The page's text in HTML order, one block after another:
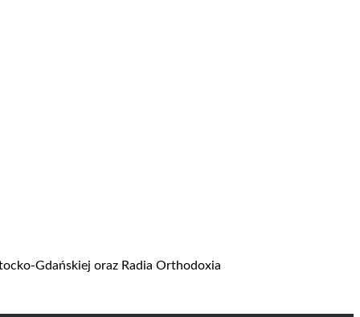
Gdańskiej oraz Radia Orthodoxia